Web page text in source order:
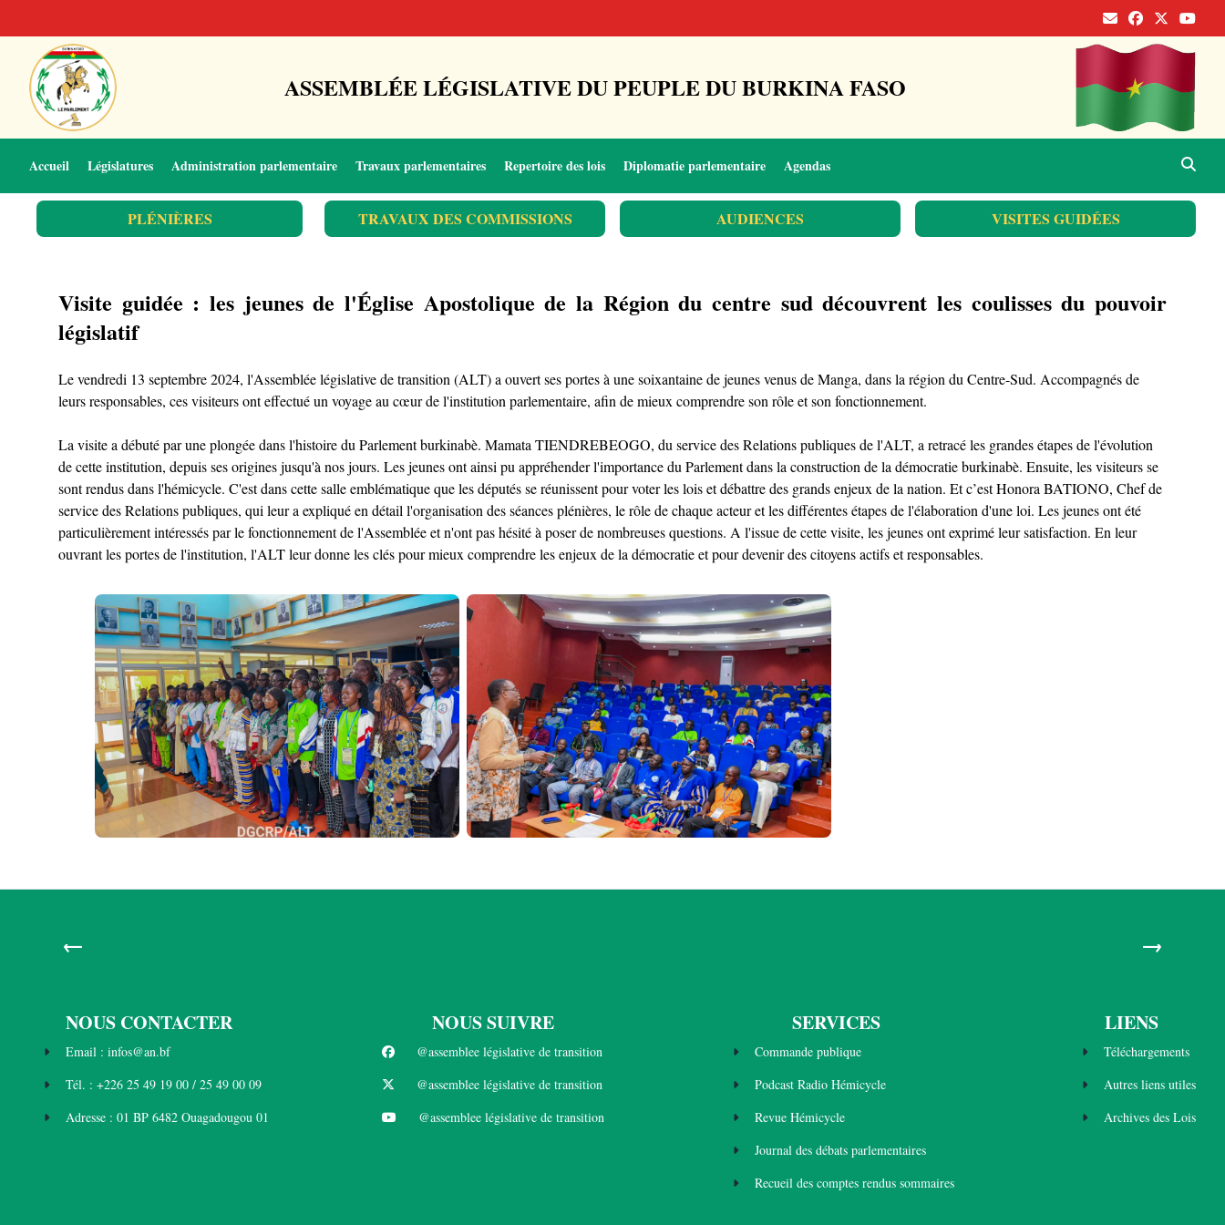
ASSEMBLÉE LÉGISLATIVE DU PEUPLE DU BURKINA FASO
Accueil Législatures Administration parlementaire Travaux parlementaires Repertoire des lois Diplomatie parlementaire Agendas
PLÉNIÈRES TRAVAUX DES COMMISSIONS AUDIENCES VISITES GUIDÉES
Visite guidée : les jeunes de l'Église Apostolique de la Région du centre sud découvrent les coulisses du pouvoir
législatif
Le vendredi 13 septembre 2024, l'Assemblée législative de transition (ALT) a ouvert ses portes à une soixantaine de jeunes venus de Manga, dans la région du Centre-Sud. Accompagnés de
leurs responsables, ces visiteurs ont effectué un voyage au cœur de l'institution parlementaire, afin de mieux comprendre son rôle et son fonctionnement.
La visite a débuté par une plongée dans l'histoire du Parlement burkinabè. Mamata TIENDREBEOGO, du service des Relations publiques de l'ALT, a retracé les grandes étapes de l'évolution
de cette institution, depuis ses origines jusqu'à nos jours. Les jeunes ont ainsi pu appréhender l'importance du Parlement dans la construction de la démocratie burkinabè. Ensuite, les visiteurs se
sont rendus dans l'hémicycle. C'est dans cette salle emblématique que les députés se réunissent pour voter les lois et débattre des grands enjeux de la nation. Et c’est Honora BATIONO, Chef de
service des Relations publiques, qui leur a expliqué en détail l'organisation des séances plénières, le rôle de chaque acteur et les différentes étapes de l'élaboration d'une loi. Les jeunes ont été
particulièrement intéressés par le fonctionnement de l'Assemblée et n'ont pas hésité à poser de nombreuses questions. A l'issue de cette visite, les jeunes ont exprimé leur satisfaction. En leur
ouvrant les portes de l'institution, l'ALT leur donne les clés pour mieux comprendre les enjeux de la démocratie et pour devenir des citoyens actifs et responsables.
← →
NOUS CONTACTER
Email : infos@an.bf
Tél. : +226 25 49 19 00 / 25 49 00 09
Adresse : 01 BP 6482 Ouagadougou 01
NOUS SUIVRE
@assemblee législative de transition
@assemblee législative de transition
@assemblee législative de transition
SERVICES
Commande publique
Podcast Radio Hémicycle
Revue Hémicycle
Journal des débats parlementaires
Recueil des comptes rendus sommaires
LIENS
Téléchargements
Autres liens utiles
Archives des Lois